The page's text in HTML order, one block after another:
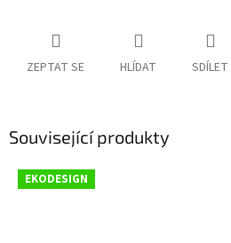
ZEPTAT SE HLÍDAT SDÍLET
Související produkty
EKODESIGN